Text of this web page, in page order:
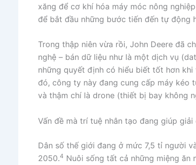
xăng để cơ khí hóa máy móc nông
để bắt đầu những bước tiến đến tự động
Trong thập niên vừa rồi, John Deere đã
nghệ – bán dữ liệu như là một dịch vụ
những quyết định có hiểu biết tốt hơn khi
đó, công ty này đang cung cấp máy kéo
và thậm chí là drone (thiết bị bay không
Vấn đề mà trí tuệ nhân tạo đang giúp giải
Dân số thế giới đang ở mức 7,5 tỉ người
2050.4 Nuôi sống tất cả những miệng